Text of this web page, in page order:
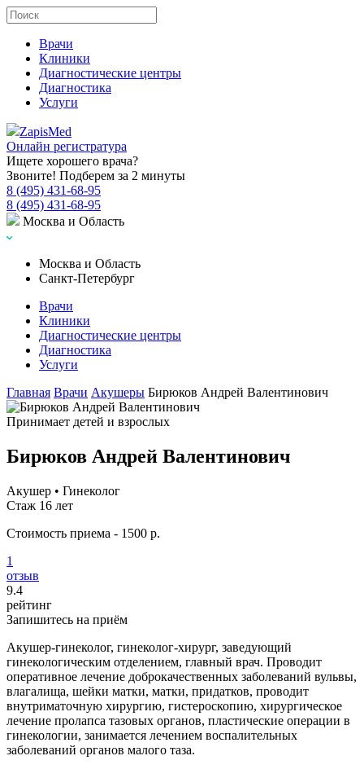
Врачи
Клиники
Диагностические центры
Диагностика
Услуги
ZapisMed
Онлайн регистратура
Ищете хорошего врача?
Звоните! Подберем за 2 минуты
8 (495) 431-68-95
8 (495) 431-68-95
Москва и Область
Москва и Область
Санкт-Петербург
Врачи
Клиники
Диагностические центры
Диагностика
Услуги
Главная Врачи Акушеры Бирюков Андрей Валентинович
Принимает детей и взрослых
Бирюков Андрей Валентинович
Акушер • Гинеколог
Стаж 16 лет
Стоимость приема - 1500 р.
1
отзыв
9.4
рейтинг
Запишитесь на приём
Акушер-гинеколог, гинеколог-хирург, заведующий
гинекологическим отделением, главный врач. Проводит
оперативное лечение доброкачественных заболеваний вульвы,
влагалища, шейки матки, матки, придатков, проводит
внутриматочную хирургию, гистероскопию, хирургическое
лечение пролапса тазовых органов, пластические операции в
гинекологии, занимается лечением воспалительных
заболеваний органов малого таза.